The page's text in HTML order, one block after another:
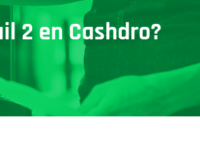
2 en Cashdro?